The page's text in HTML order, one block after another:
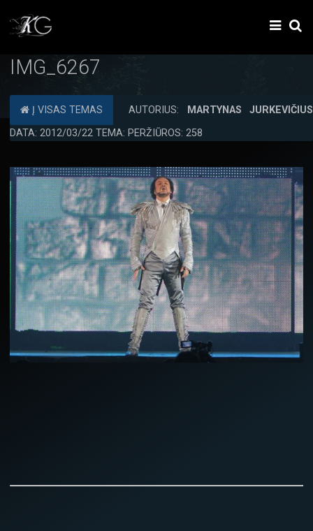
IMG_6267
Į VISAS TEMAS AUTORIUS:
MARTYNAS JURKEVIČIUS
DATA: 2012/03/22 TEMA: PERŽIŪROS: 258